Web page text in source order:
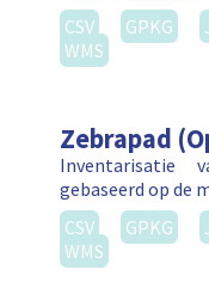
CSV
GPKG
WMS
Zebrapad
Inventarisatie
gebaseerd op de
CSV
GPKG
WMS